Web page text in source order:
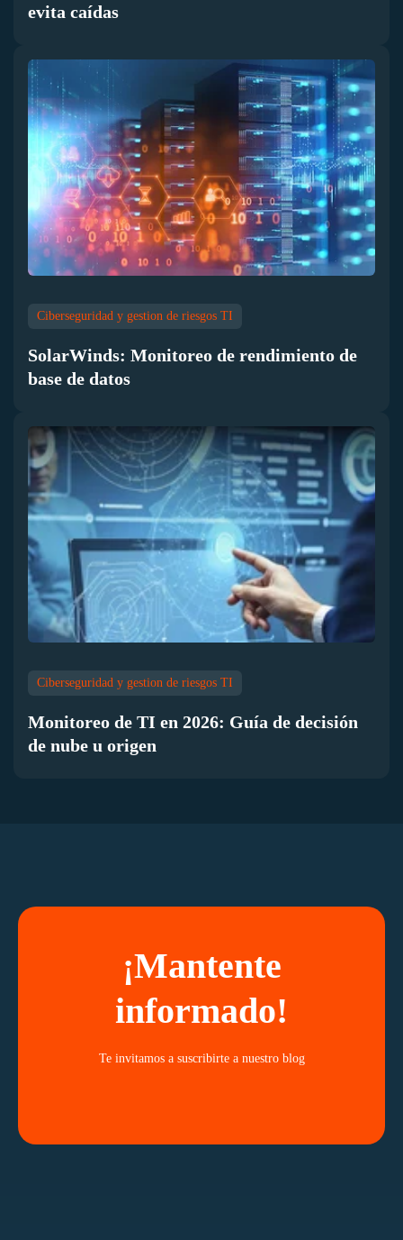
evita caídas
Ciberseguridad y gestion de riesgos TI
SolarWinds: Monitoreo de rendimiento de
base de datos
Ciberseguridad y gestion de riesgos TI
Monitoreo de TI en 2026: Guía de decisión
de nube u origen
¡Mantente
informado!
Te invitamos a suscribirte a nuestro blog